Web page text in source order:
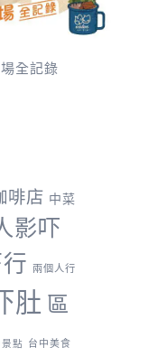
全記錄
啡店 中菜
影吓
兩個人行
肚 區
點 台中美食